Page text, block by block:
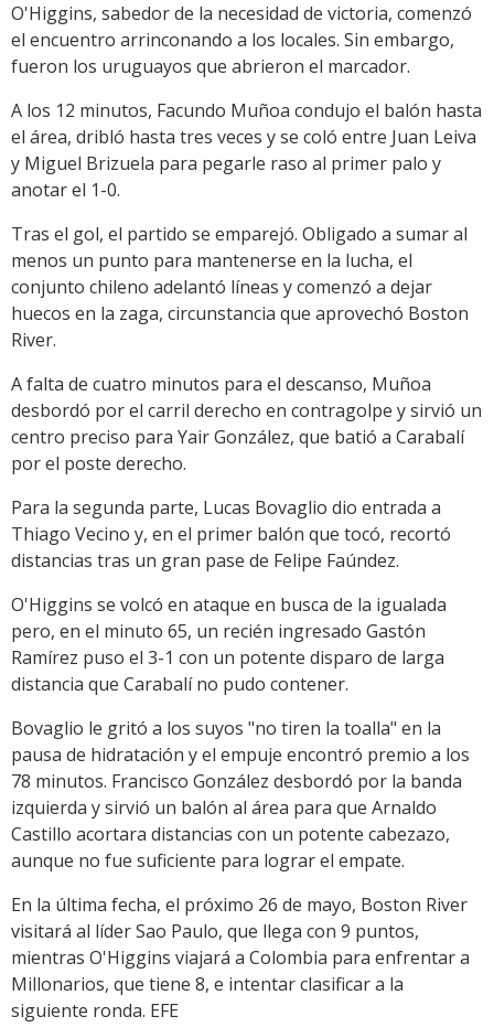
O'Higgins, sabedor de la necesidad de victoria, comenzó
el encuentro arrinconando a los locales. Sin embargo,
fueron los uruguayos que abrieron el marcador.
A los 12 minutos, Facundo Muñoa condujo el balón hasta
el área, dribló hasta tres veces y se coló entre Juan Leiva
y Miguel Brizuela para pegarle raso al primer palo y
anotar el 1-0.
Tras el gol, el partido se emparejó. Obligado a sumar al
menos un punto para mantenerse en la lucha, el
conjunto chileno adelantó líneas y comenzó a dejar
huecos en la zaga, circunstancia que aprovechó Boston
River.
A falta de cuatro minutos para el descanso, Muñoa
desbordó por el carril derecho en contragolpe y sirvió un
centro preciso para Yair González, que batió a Carabalí
por el poste derecho.
Para la segunda parte, Lucas Bovaglio dio entrada a
Thiago Vecino y, en el primer balón que tocó, recortó
distancias tras un gran pase de Felipe Faúndez.
O'Higgins se volcó en ataque en busca de la igualada
pero, en el minuto 65, un recién ingresado Gastón
Ramírez puso el 3-1 con un potente disparo de larga
distancia que Carabalí no pudo contener.
Bovaglio le gritó a los suyos "no tiren la toalla" en la
pausa de hidratación y el empuje encontró premio a los
78 minutos. Francisco González desbordó por la banda
izquierda y sirvió un balón al área para que Arnaldo
Castillo acortara distancias con un potente cabezazo,
aunque no fue suficiente para lograr el empate.
En la última fecha, el próximo 26 de mayo, Boston River
visitará al líder Sao Paulo, que llega con 9 puntos,
mientras O'Higgins viajará a Colombia para enfrentar a
Millonarios, que tiene 8, e intentar clasificar a la
siguiente ronda. EFE